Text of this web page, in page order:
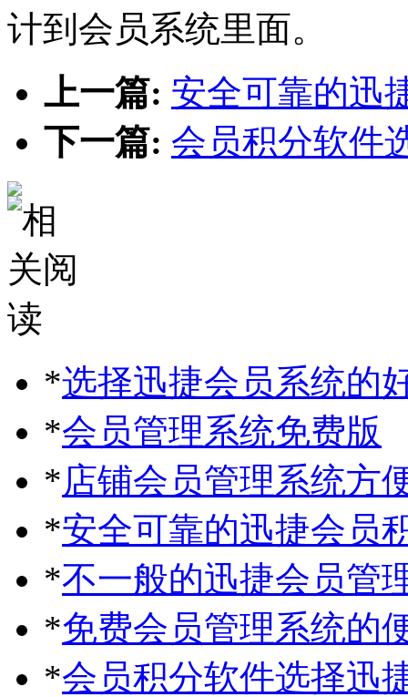
计到会员系统里面。
上一篇: 安全可靠的迅
下一篇: 会员积分软件
*选择迅捷会员系统的
*会员管理系统免费版
*店铺会员管理系统方
*安全可靠的迅捷会员
*不一般的迅捷会员管
*免费会员管理系统的
*会员积分软件选择迅